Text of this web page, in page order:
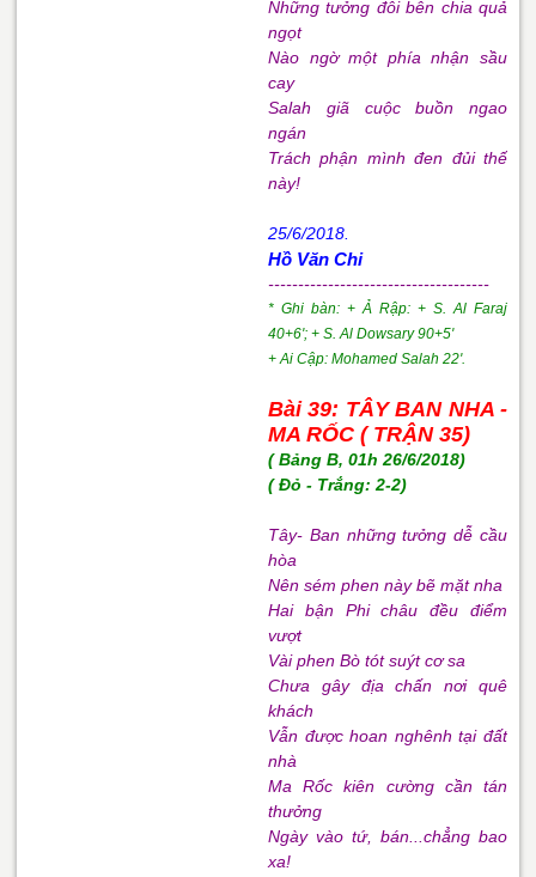
Những tưởng đôi bên chia quả
ngọt
Nào ngờ một phía nhận sầu
cay
Salah giã cuộc buồn ngao
ngán
Trách phận mình đen đủi thế
này!
25/6/2018.
Hồ Văn Chi
-------------------------------------
* Ghi bàn: + Ả Rập: + S. Al Faraj
40+6'; + S. Al Dowsary 90+5'
+ Ai Cập: Mohamed Salah 22'.
Bài 39: TÂY BAN NHA -
MA RỐC ( TRẬN 35)
( Bảng B, 01h 26/6/2018)
( Đỏ - Trắng: 2-2)
Tây- Ban những tưởng dễ cầu
hòa
Nên sém phen này bẽ mặt nha
Hai bận Phi châu đều điểm
vượt
Vài phen Bò tót suýt cơ sa
Chưa gây địa chấn nơi quê
khách
Vẫn được hoan nghênh tại đất
nhà
Ma Rốc kiên cường cần tán
thưởng
Ngày vào tứ, bán...chẳng bao
xa!